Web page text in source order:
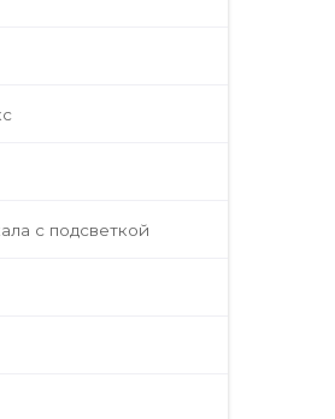
с подсветкой